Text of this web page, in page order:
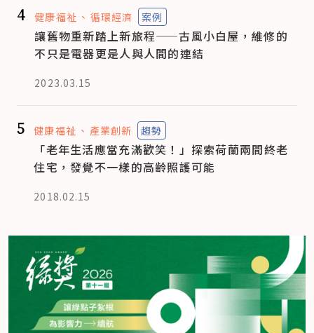
4 健康福祉 循環經濟 案例
讓舊物重新踏上新旅程——古風小白屋，維修的
不只是電器更是人與人間的連結
2023.03.15
5 健康福祉 產業創新 趨勢
「老年生活應當充滿歡笑！」探索荷蘭兩間終老
住宅，發覺不一樣的高齡照護可能
2018.02.15